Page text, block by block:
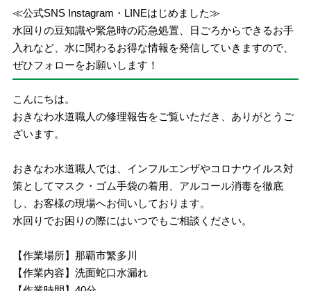
≪公式SNS Instagram・LINEはじめました≫
水回りの豆知識や緊急時の応急処置、日ごろからできるお手
入れなど、水に関わるお得な情報を発信していきますので、
ぜひフォローをお願いします！
こんにちは。
おきなわ水道職人の修理報告をご覧いただき、ありがとうご
ざいます。
おきなわ水道職人では、インフルエンザやコロナウイルス対
策としてマスク・ゴム手袋の着用、アルコール消毒を徹底
し、お客様の現場へお伺いしております。
水回りでお困りの際にはいつでもご相談ください。
【作業場所】那覇市繁多川
【作業内容】洗面蛇口水漏れ